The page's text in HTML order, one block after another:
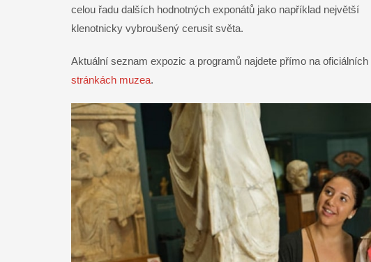
celou řadu dalších hodnotných exponátů jako například největší
klenotnicky vybroušený cerusit světa.
Aktuální seznam expozic a programů najdete přímo na oficiálních
stránkách muzea.